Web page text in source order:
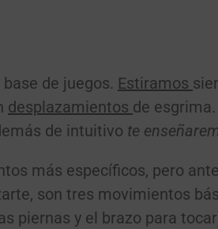
base de juegos. Estiramos
desplazamientos de
de intuitivo te
más específicos, pero
son tres movimientos
piernas y el brazo para